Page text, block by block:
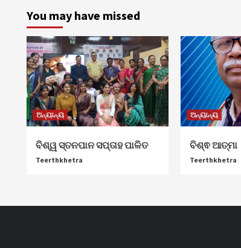
You may have missed
ଅନ୍ୟାନ୍ୟ
ବିଶ୍ୱ ସ୍ତନପାନ ସପ୍ତାହ ପାଳିତ
Teerthkhetra
ଅନ୍ୟାନ୍ୟ
ବିଶ୍ଵ ଆତ୍ମା
Teerthkhetra